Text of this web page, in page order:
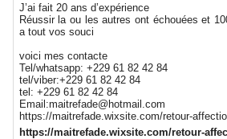
J’ai fait 20 ans d’expérience
Réussir la ou les autres ont échouées et
a tout vos souci
voici mes contacte
Tel/whatsapp: +229 61 82 42 84
tel/viber:+229 61 82 42 84
tel: +229 61 82 42 84
Email:maitrefade@hotmail.com
https://maitrefade.wixsite.com/retour-
https://maitrefade.wixsite.com/retour-